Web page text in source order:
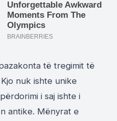
të tregimit të
nuk ishte unike
i saj ishte i
antike. Mënyrat e